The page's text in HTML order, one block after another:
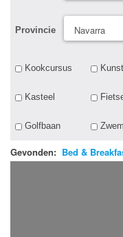
Provincie
Kookcursus
Kasteel
Golfbaan
Gevonden: Bed &